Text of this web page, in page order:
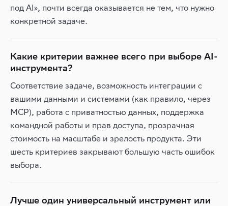
под AI», почти всегда оказывается не тем, что нужно
конкретной задаче.
Какие критерии важнее всего при выборе AI-
инструмента?
Соответствие задаче, возможность интеграции с
вашими данными и системами (как правило, через
MCP), работа с приватностью данных, поддержка
командной работы и прав доступа, прозрачная
стоимость на масштабе и зрелость продукта. Эти
шесть критериев закрывают большую часть ошибок
выбора.
Лучше один универсальный инструмент или